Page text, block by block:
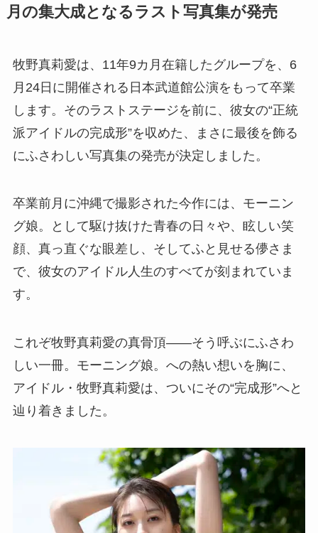
月の集大成となるラスト写真集が発売
牧野真莉愛は、11年9カ月在籍したグループを、6
月24日に開催される日本武道館公演をもって卒業
します。そのラストステージを前に、彼女の“正統
派アイドルの完成形”を収めた、まさに最後を飾る
にふさわしい写真集の発売が決定しました。
卒業前月に沖縄で撮影された今作には、モーニン
グ娘。として駆け抜けた青春の日々や、眩しい笑
顔、真っ直ぐな眼差し、そしてふと見せる儚さま
で、彼女のアイドル人生のすべてが刻まれていま
す。
これぞ牧野真莉愛の真骨頂――そう呼ぶにふさわ
しい一冊。モーニング娘。への熱い想いを胸に、
アイドル・牧野真莉愛は、ついにその“完成形”へと
辿り着きました。